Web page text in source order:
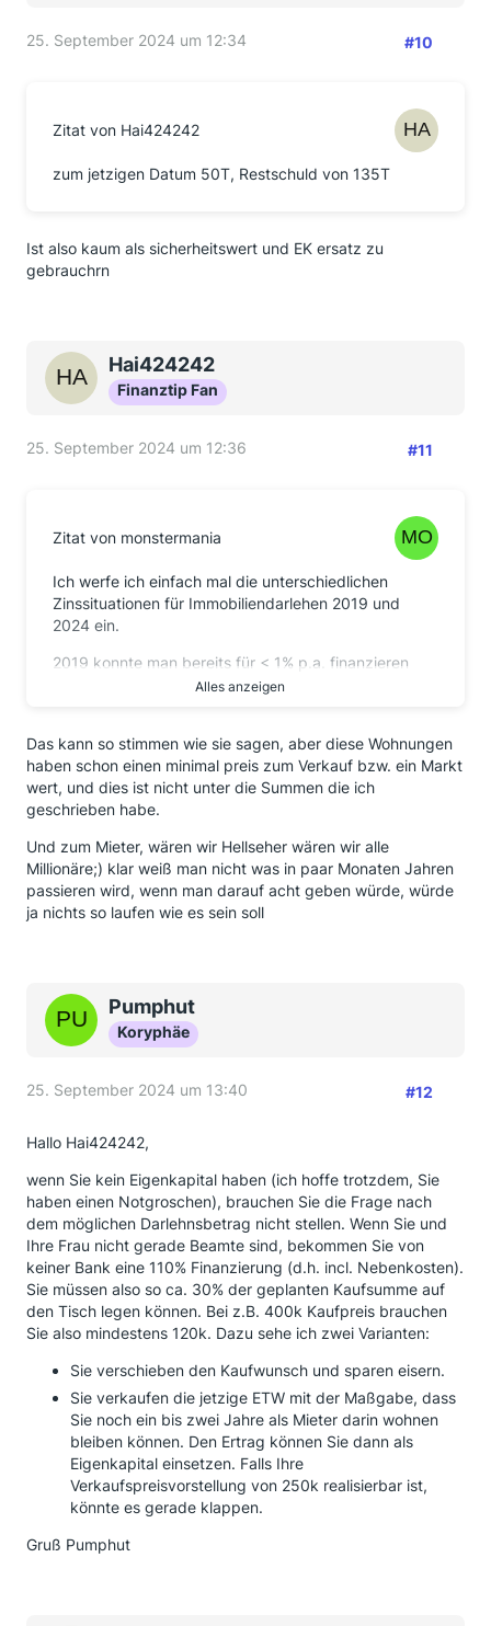
25. September 2024 um 12:34 #10
Zitat von Hai424242
zum jetzigen Datum 50T, Restschuld von 135T
Ist also kaum als sicherheitswert und EK ersatz zu
gebrauchrn
Hai424242
Finanztip Fan
25. September 2024 um 12:36 #11
Zitat von monstermania
Ich werfe ich einfach mal die unterschiedlichen
Zinssituationen für Immobiliendarlehen 2019 und
2024 ein.
2019 konnte man bereits für < 1% p.a. finanzieren
Aktuell dürfte eher eine 3 vor dem Komma stehen.
Das hat einen unmittelbaren Einfluss auf die Höhe des
Kreditrahmens.
Und was passiert, wenn die Miete der vermieteten
Wohnung mal einige Monate ausfällt?
Eine Immobilie ist immer das Wert, was Dir ein Käufer
zahlt und nicht das was Eure 'Versicherungstante' so
sagt.
Und verkauft hätten wir es dann immer noch nicht.
Alles anzeigen
Das kann so stimmen wie sie sagen, aber diese Wohnungen
haben schon einen minimal preis zum Verkauf bzw. ein Markt
wert, und dies ist nicht unter die Summen die ich
geschrieben habe.
Und zum Mieter, wären wir Hellseher wären wir alle
Millionäre;) klar weiß man nicht was in paar Monaten Jahren
passieren wird, wenn man darauf acht geben würde, würde
ja nichts so laufen wie es sein soll
Pumphut
Koryphäe
25. September 2024 um 13:40 #12
Hallo Hai424242,
wenn Sie kein Eigenkapital haben (ich hoffe trotzdem, Sie
haben einen Notgroschen), brauchen Sie die Frage nach
dem möglichen Darlehnsbetrag nicht stellen. Wenn Sie und
Ihre Frau nicht gerade Beamte sind, bekommen Sie von
keiner Bank eine 110% Finanzierung (d.h. incl. Nebenkosten).
Sie müssen also so ca. 30% der geplanten Kaufsumme auf
den Tisch legen können. Bei z.B. 400k Kaufpreis brauchen
Sie also mindestens 120k. Dazu sehe ich zwei Varianten:
Sie verschieben den Kaufwunsch und sparen eisern.
Sie verkaufen die jetzige ETW mit der Maßgabe, dass
Sie noch ein bis zwei Jahre als Mieter darin wohnen
bleiben können. Den Ertrag können Sie dann als
Eigenkapital einsetzen. Falls Ihre
Verkaufspreisvorstellung von 250k realisierbar ist,
könnte es gerade klappen.
Gruß Pumphut